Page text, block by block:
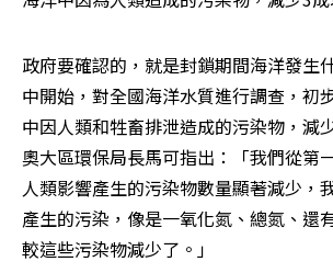
政府要確認的，就是封鎖期間海洋發生
中開始，對全國海洋水質進行調查，初
中因人類和牲畜排泄造成的污染物，減
奧大區環保局長馬可指出：「我們從第
人類影響產生的污染物數量顯著減少，
產生的污染，像是一氧化氮、總氮、還
較這些污染物減少了。」